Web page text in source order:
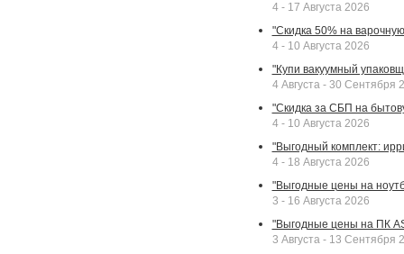
4 - 17 Августа 2026
"Скидка 50% на
4 - 10 Августа 2026
"Купи вакуумный
4 Августа - 30 Сентября
"Скидка за СБП на
4 - 10 Августа 2026
"Выгодный комплект:
4 - 18 Августа 2026
"Выгодные цены на
3 - 16 Августа 2026
"Выгодные цены на ПК
3 Августа - 13 Сентября